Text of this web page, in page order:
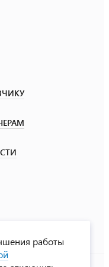
работы